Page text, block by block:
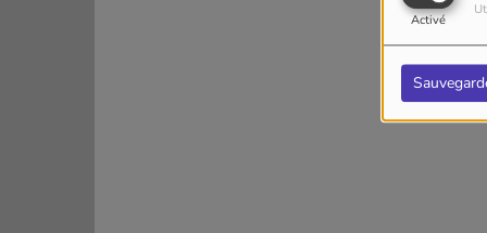
Activé